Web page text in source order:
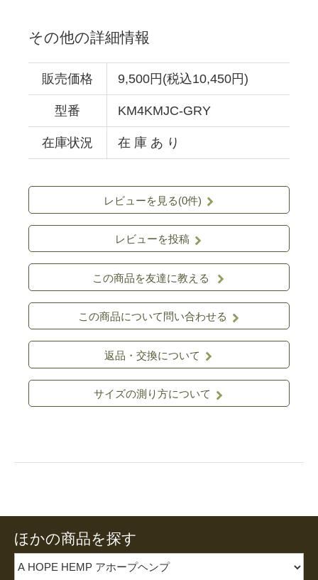
その他の詳細情報
販売価格 9,500円(税込10,450円)
型番 KM4KMJC-GRY
在庫状況 在 庫 あ り
レビューを見る(0件)
レビューを投稿
この商品を友達に教える
この商品について問い合わせる
返品・交換について
サイズの測り方について
ほかの商品を探す